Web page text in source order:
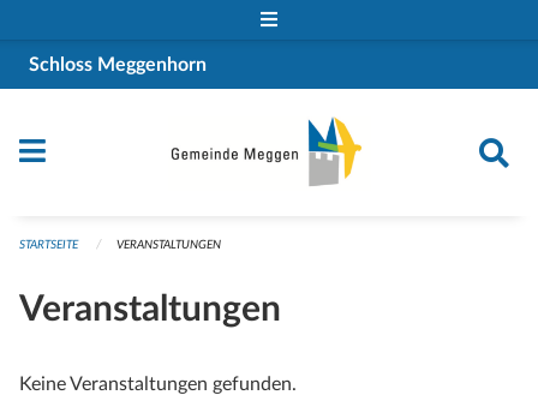
Schloss Meggenhorn
STARTSEITE VERANSTALTUNGEN
Veranstaltungen
Keine Veranstaltungen gefunden.